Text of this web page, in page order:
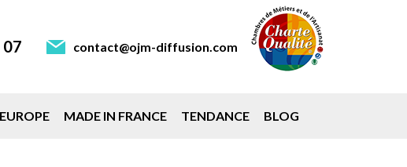
07 contact@ojm-diffusion.com
MADE IN FRANCE TENDANCE BLOG